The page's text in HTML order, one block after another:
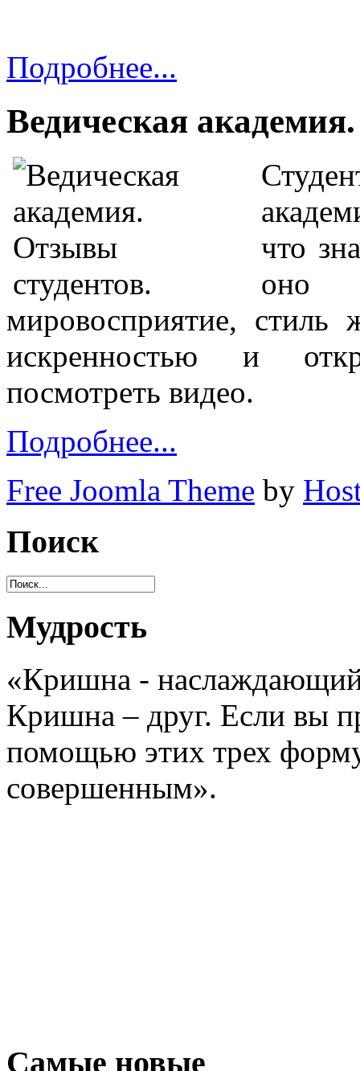
Подробнее...
Ведическая
что
оно
мировосприятие,
искренностью и
посмотреть видео.
Подробнее...
Free Joomla Theme by
Поиск
Мудрость
«Кришна -
Кришна – друг. Если вы
помощью этих трех
совершенным».
Самые новые